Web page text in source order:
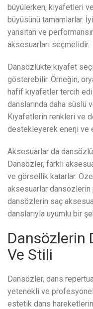
büyülerken, kıyafetleri
büyüsünü tamamlarlar.
yansıtan ve
aksesuarları seçmelidir.
Dansözlükte kıyafet
gösterebilir. Örneğin,
hafif kıyafetler tercih
danslarında daha süslü
Kıyafetlerin renkleri ve
destekleyerek enerji ve
Aksesuarlar da
Dansözler, farklı
ve görsellik katarlar.
aksesuarlar dansözlerin
dansözlerin saç
danslarıyla uyumlu bir
Dansözlerin
Ve Stili
Dansözler, dans
yetenekli ve profesyonel
estetik dans